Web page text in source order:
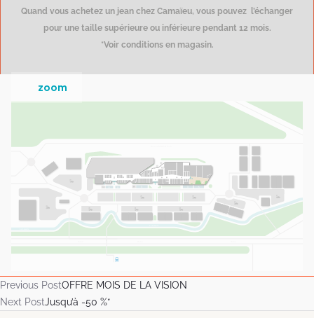
Quand vous achetez un jean chez Camaïeu, vous pouvez l’échanger
pour une taille supérieure ou inférieure pendant 12 mois.
*Voir conditions en magasin.
zoom
Previous PostOFFRE MOIS DE LA VISION
Next PostJusqu’à -50 %*